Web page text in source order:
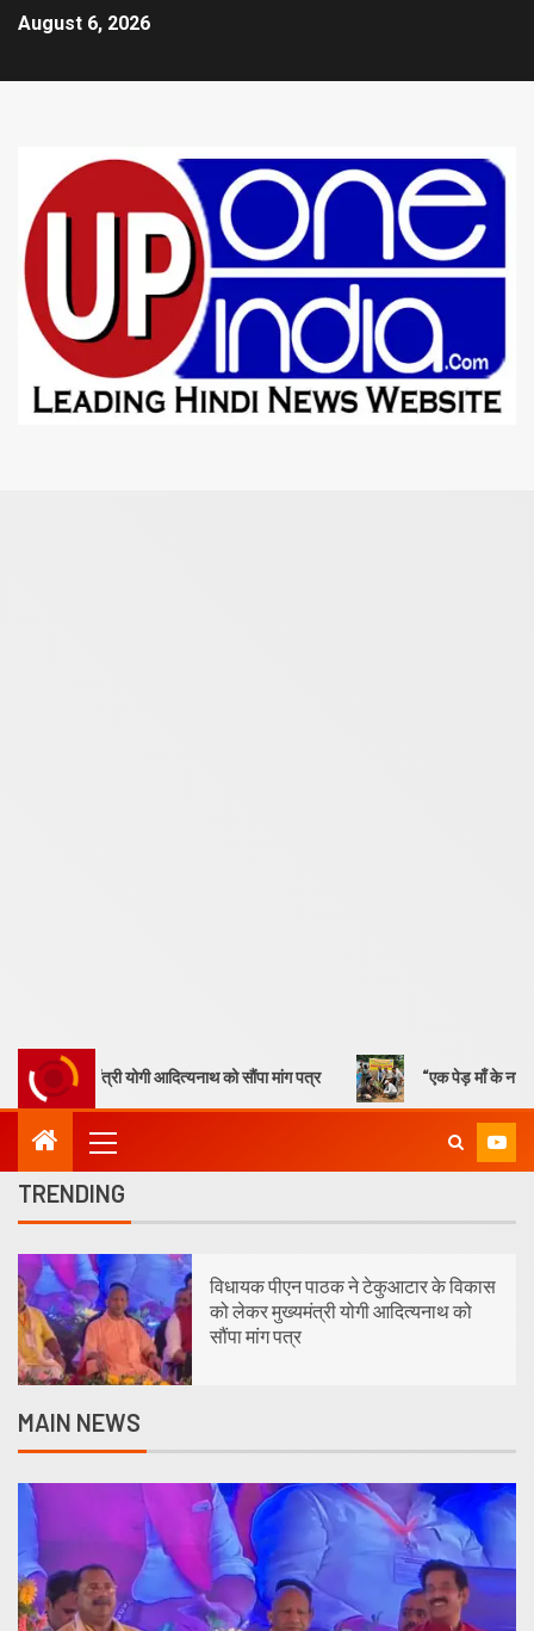
August 6, 2026
आदित्यनाथ को सौंपा मांग पत्र “एक पेड़ माँ के नाम” – सेण्ट ऐण्ड्रयूज
TRENDING
1
विधायक पीएन पाठक ने टेकुआटार के विकास
को लेकर मुख्यमंत्री योगी आदित्यनाथ को
सौंपा मांग पत्र
MAIN NEWS